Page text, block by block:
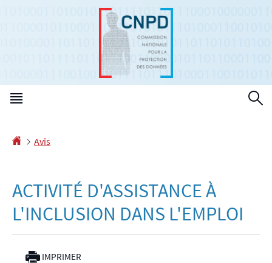
Accueil
Avis
ACTIVITÉ D'ASSISTANCE À
L'INCLUSION DANS L'EMPLOI
IMPRIMER